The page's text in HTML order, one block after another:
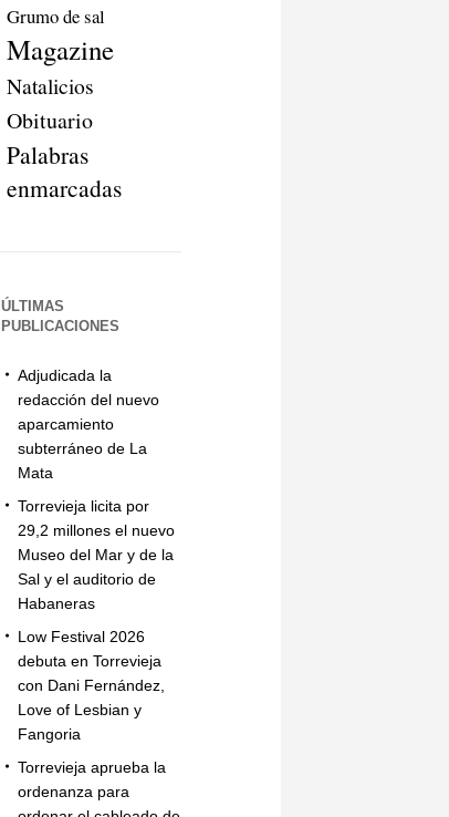
Grumo de sal
Magazine
Natalicios
Obituario
Palabras
enmarcadas
ÚLTIMAS
PUBLICACIONES
Adjudicada la
redacción del nuevo
aparcamiento
subterráneo de La
Mata
Torrevieja licita por
29,2 millones el nuevo
Museo del Mar y de la
Sal y el auditorio de
Habaneras
Low Festival 2026
debuta en Torrevieja
con Dani Fernández,
Love of Lesbian y
Fangoria
Torrevieja aprueba la
ordenanza para